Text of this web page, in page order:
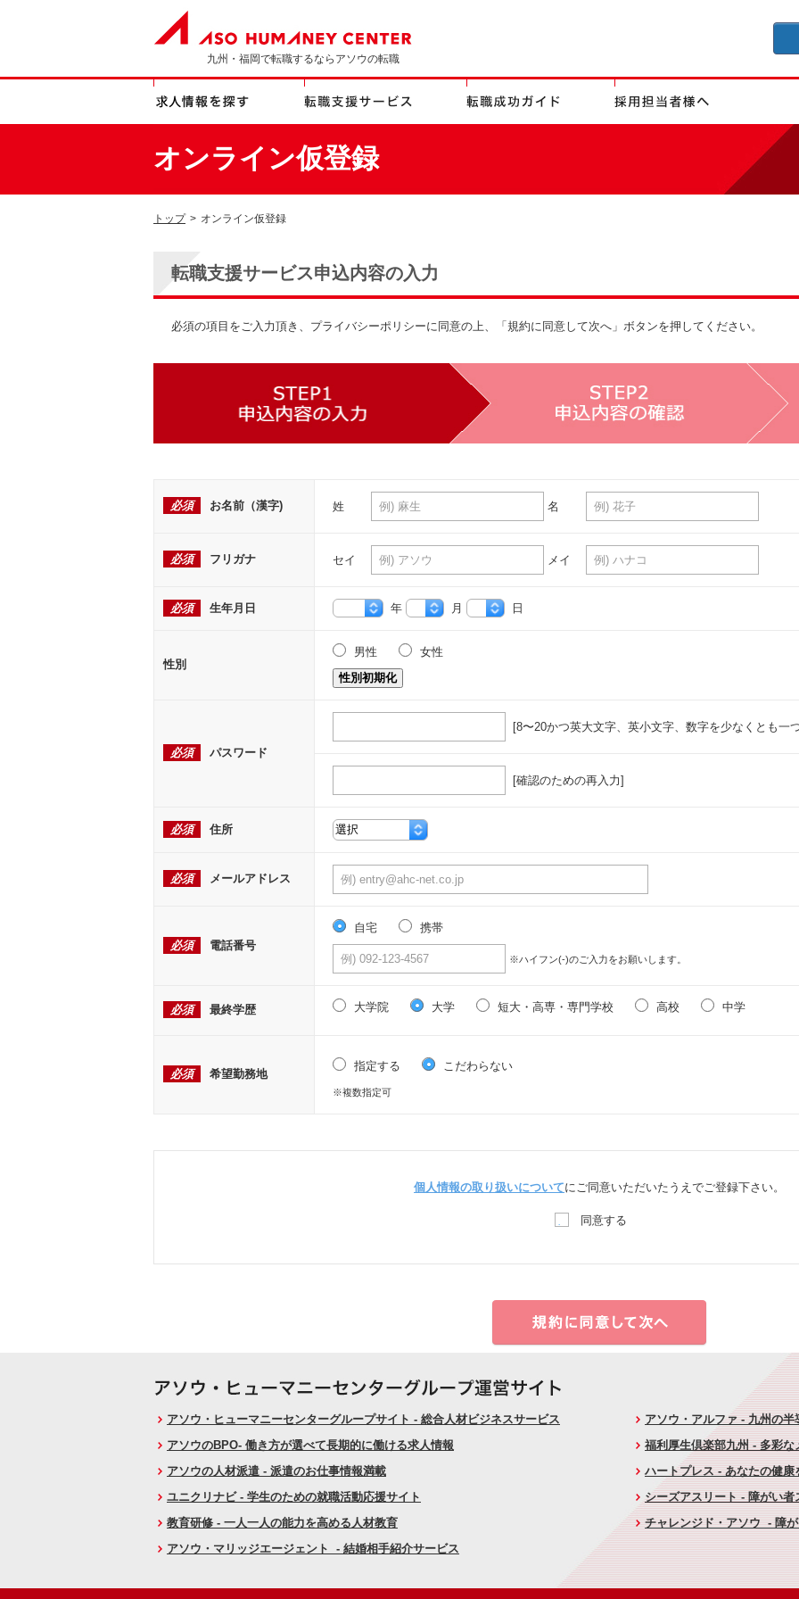
九州・福岡で転職するならアソウの転職
オンライン仮登録
トップ > オンライン仮登録
転職支援サービス申込内容の入力
必須の項目をご入力頂き、プライバシーポリシーに同意の上、「規約に同意して次へ」ボタンを押してください。
必須 お名前（漢字) 姓 名
必須 フリガナ セイ メイ
必須 生年月日 年 月 日
性別
男性
女性
性別初期化
必須 パスワード
[8〜20かつ英大文字、英小文字、数字を少なくとも一
[確認のための再入力]
必須 住所
必須 メールアドレス
必須 電話番号
自宅 携帯
※ハイフン(-)のご入力をお願いします。
必須 最終学歴 大学院 大学 短大・高専・専門学校 高校 中学
必須 希望勤務地
指定する こだわらない
※複数指定可
個人情報の取り扱いについてにご同意いただいたうえでご登録下さい。
同意する
アソウ・ヒューマニーセンターグループサイト - 総合人材ビジネスサービス
アソウのBPO- 働き方が選べて長期的に働ける求人情報
アソウの人材派遣 - 派遣のお仕事情報満載
ユニクリナビ - 学生のための就職活動応援サイト
教育研修 - 一人一人の能力を高める人材教育
アソウ・マリッジエージェント - 結婚相手紹介サービス
アソウ・アルファ - 九州の
福利厚生倶楽部九州 - 多彩
ハートプレス - あなたの健康
シーズアスリート - 障がい
チャレンジド・アソウ - 障